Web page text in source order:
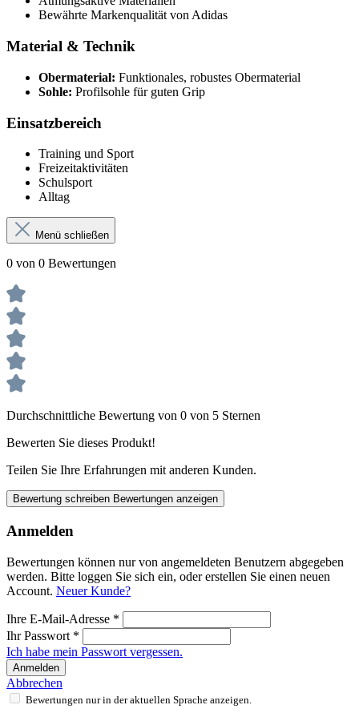
Bewährte Markenqualität von Adidas
Material & Technik
Obermaterial: Funktionales, robustes Obermaterial
Sohle: Profilsohle für guten Grip
Einsatzbereich
Training und Sport
Freizeitaktivitäten
Schulsport
Alltag
Menü schließen
0 von 0 Bewertungen
Durchschnittliche Bewertung von 0 von 5 Sternen
Bewerten Sie dieses Produkt!
Teilen Sie Ihre Erfahrungen mit anderen Kunden.
Bewertung schreiben Bewertungen anzeigen
Anmelden
Bewertungen können nur von angemeldeten Benutzern abgegeben
werden. Bitte loggen Sie sich ein, oder erstellen Sie einen neuen
Account. Neuer Kunde?
Ihre E-Mail-Adresse *
Ihr Passwort *
Ich habe mein Passwort vergessen.
Anmelden
Abbrechen
Bewertungen nur in der aktuellen Sprache anzeigen.